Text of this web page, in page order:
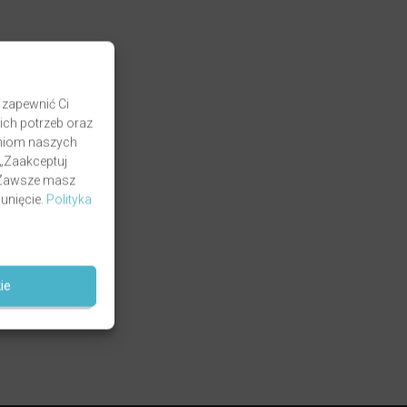
Ci
potrzeb oraz
naszych
masz
Polityka